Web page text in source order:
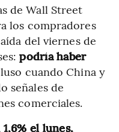
de Wall Street
los compradores
del viernes de
podría haber
cuando China y
señales de
comerciales.
el lunes,